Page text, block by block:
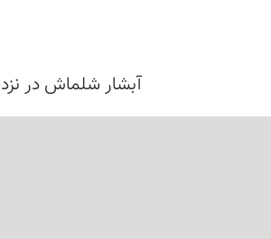
آبشار شلماش در